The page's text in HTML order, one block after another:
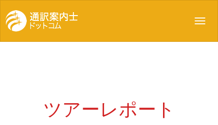
ツアーレポート